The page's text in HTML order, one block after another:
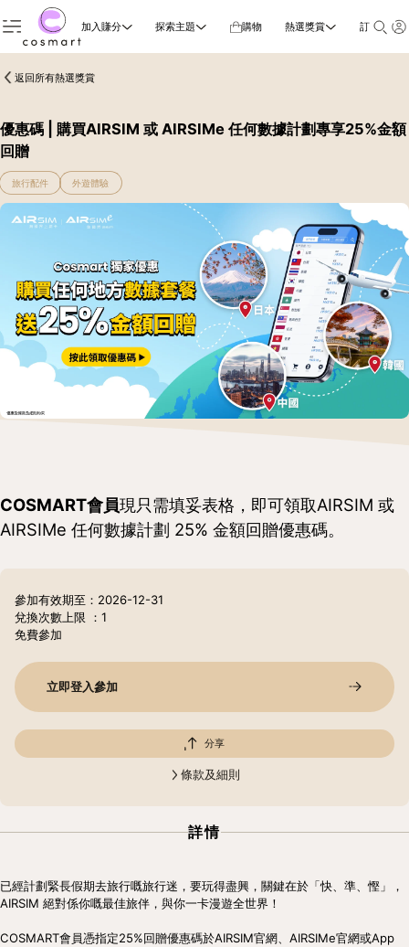
加入賺分 探索主題 購物 熱選獎賞 訂閱雜誌
返回所有熱選獎賞
優惠碼 | 購買AIRSIM 或 AIRSIMe 任何數據計劃專享25%金額
回贈
旅行配件 外遊體驗
參加有效期至：2026-12-31
兌換次數上限
：1
免費參加
立即登入參加
分享
條款及細則
COSMART會員現只需填妥表格，即可領取AIRSIM 或
AIRSIMe 任何數據計劃 25% 金額回贈優惠碼。
詳情
已經計劃緊長假期去旅行嘅旅行迷，要玩得盡興，關鍵在於「快、準、慳」，
AIRSIM 絕對係你嘅最佳旅伴，與你一卡漫遊全世界！
COSMART會員憑指定25%回贈優惠碼於AIRSIM官網、AIRSIMe官網或App